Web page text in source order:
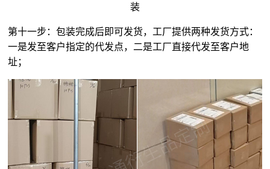
装
第十一步：包装完成后即可发货，工厂提供两种发货方式：
一是发至客户指定的代发点，二是工厂直接代发至客户地
址；